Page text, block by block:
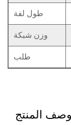
طول لفة
وزن شبكة
طلب